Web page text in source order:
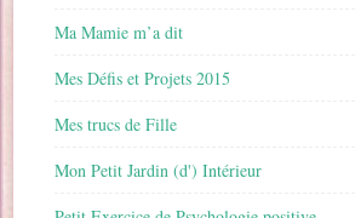
Ma Mamie m’a dit
Mes Défis et Projets 2015
Mes trucs de Fille
Mon Petit Jardin (d') Intérieur